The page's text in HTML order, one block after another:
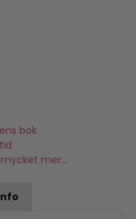
bok
mer...